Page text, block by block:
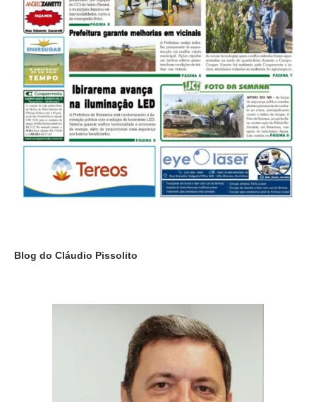
Blog do Cláudio Pissolito